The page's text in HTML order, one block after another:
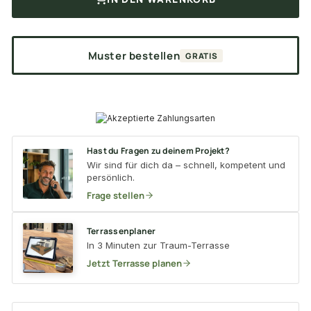
Muster bestellen GRATIS
Hast du Fragen zu deinem Projekt?
Wir sind für dich da – schnell, kompetent und
persönlich.
Frage stellen
Terrassenplaner
In 3 Minuten zur Traum-Terrasse
Jetzt Terrasse planen